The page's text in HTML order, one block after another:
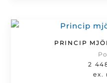
PRINCIP
2
ex.